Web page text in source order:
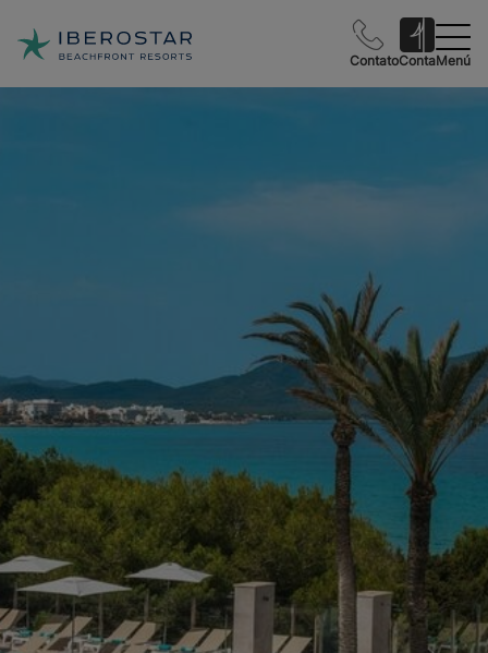
ContatoContaMenú